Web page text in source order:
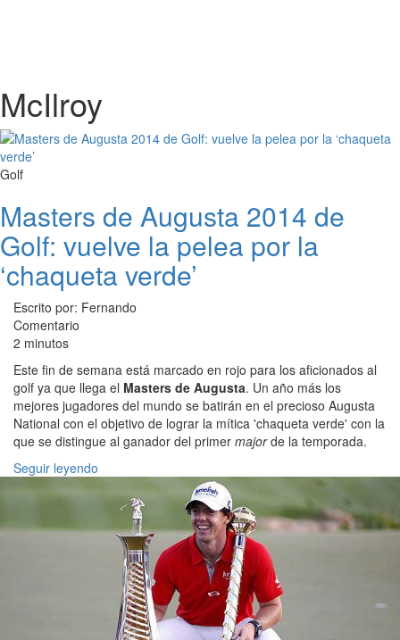
McIlroy
Golf
Masters de Augusta 2014 de
Golf: vuelve la pelea por la
‘chaqueta verde’
Escrito por: Fernando
Comentario
2 minutos
Este fin de semana está marcado en rojo para los aficionados al
golf ya que llega el Masters de Augusta. Un año más los
mejores jugadores del mundo se batirán en el precioso Augusta
National con el objetivo de lograr la mítica 'chaqueta verde' con la
que se distingue al ganador del primer majorde la temporada.
Seguir leyendo